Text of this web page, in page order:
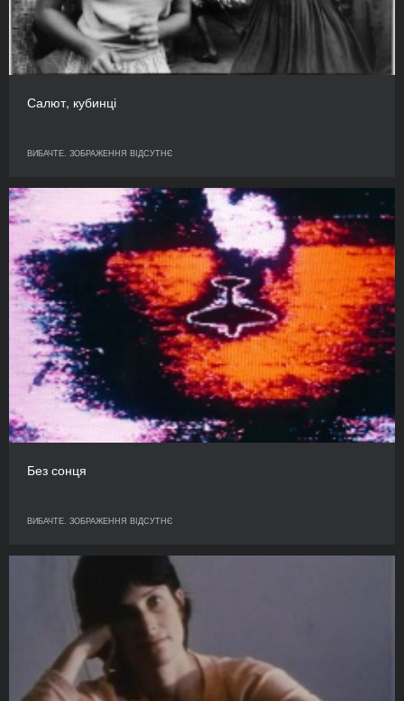
Салют, кубинці
ВИБАЧТЕ. ЗОБРАЖЕННЯ ВІДСУТНЄ
Без сонця
ВИБАЧТЕ. ЗОБРАЖЕННЯ ВІДСУТНЄ